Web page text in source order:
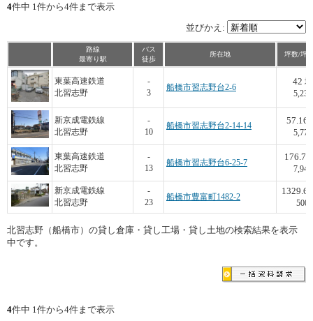
4件中 1件から4件まで表示
並びかえ:
路線
最寄り駅
バス
徒歩
所在地 坪数/坪
東葉高速鉄道
北習志野
-
3
船橋市習志野台2-6
42 坪
5,238
新京成電鉄線
北習志野
-
10
船橋市習志野台2-14-14
57.16
5,773
東葉高速鉄道
北習志野
-
13
船橋市習志野台6-25-7
176.76
7,943
新京成電鉄線
北習志野
-
23
船橋市豊富町1482-2
1329.66
500
北習志野（船橋市）の貸し倉庫・貸し工場・貸し土地の検索結果を表示
中です。
4件中 1件から4件まで表示